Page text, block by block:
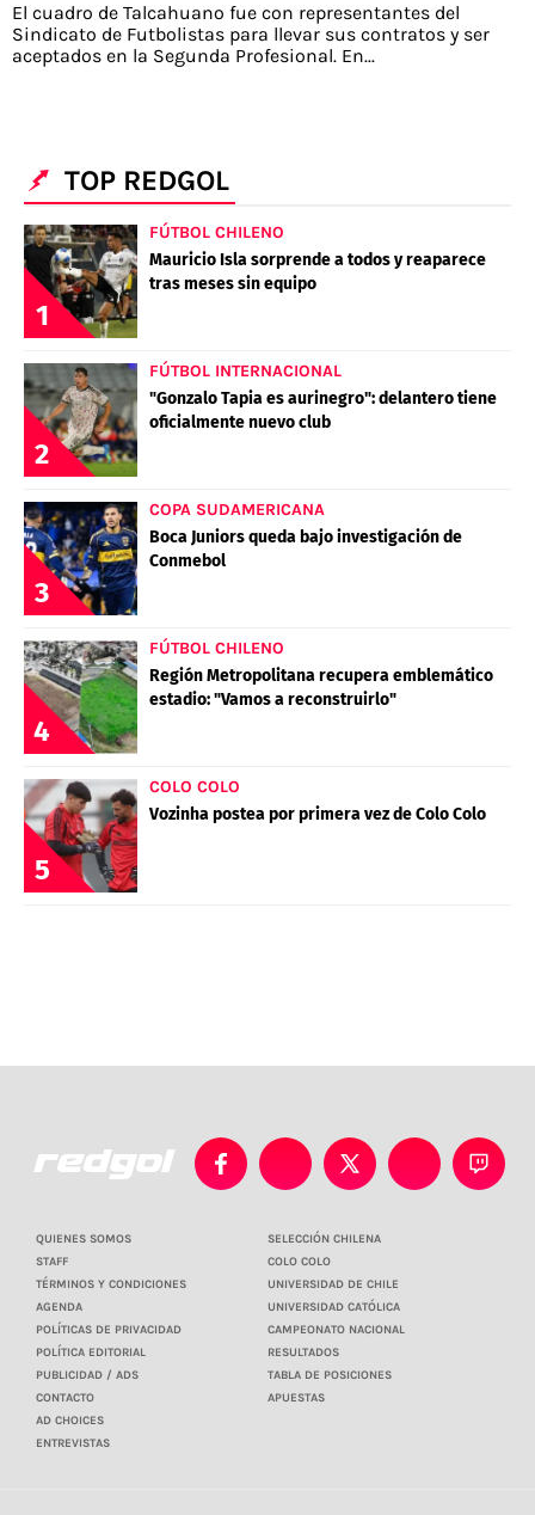
El cuadro de Talcahuano fue con representantes del
Sindicato de Futbolistas para llevar sus contratos y ser
aceptados en la Segunda Profesional. En...
TOP REDGOL
1
FÚTBOL CHILENO
Mauricio Isla sorprende a todos y reaparece
tras meses sin equipo
2
FÚTBOL INTERNACIONAL
"Gonzalo Tapia es aurinegro": delantero tiene
oficialmente nuevo club
3
COPA SUDAMERICANA
Boca Juniors queda bajo investigación de
Conmebol
4
FÚTBOL CHILENO
Región Metropolitana recupera emblemático
estadio: "Vamos a reconstruirlo"
5
COLO COLO
Vozinha postea por primera vez de Colo Colo
QUIENES SOMOS
STAFF
TÉRMINOS Y CONDICIONES
AGENDA
POLÍTICAS DE PRIVACIDAD
POLÍTICA EDITORIAL
PUBLICIDAD / ADS
CONTACTO
AD CHOICES
ENTREVISTAS
SELECCIÓN CHILENA
COLO COLO
UNIVERSIDAD DE CHILE
UNIVERSIDAD CATÓLICA
CAMPEONATO NACIONAL
RESULTADOS
TABLA DE POSICIONES
APUESTAS